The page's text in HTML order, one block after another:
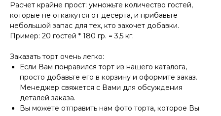
Расчет крайне прост: умножьте количество гостей,
которые не откажутся от десерта, и прибавьте
небольшой запас для тех, кто захочет добавки.
Пример: 20 гостей * 180 гр. = 3,5 кг.
Заказать торт очень легко:
Если Вам понравился торт из нашего каталога,
просто добавьте его в корзину и оформите заказ.
Менеджер свяжется с Вами для обсуждения
деталей заказа.
Вы можете отправить нам фото торта, которое Вы